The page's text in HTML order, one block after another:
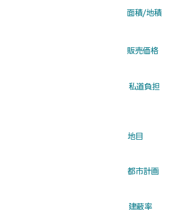
​面積/地積
​販売価格
​私道負担
​地目
​都市計画
​建蔽率